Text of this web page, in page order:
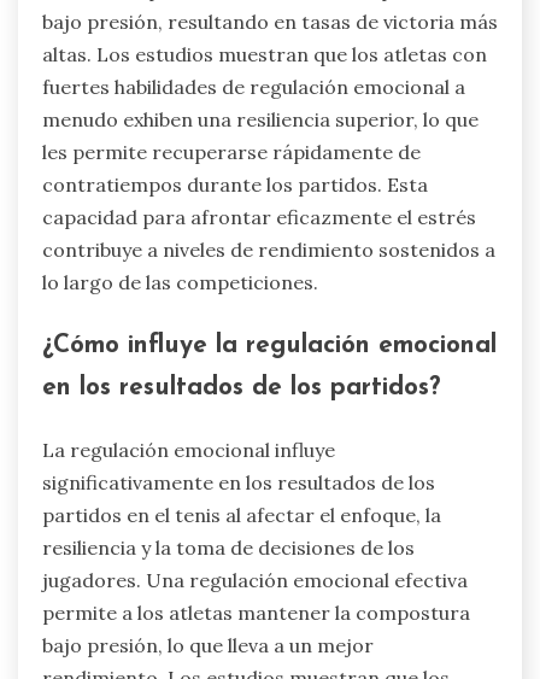
emocional efectiva?
La regulación emocional efectiva en el tenis
conduce a un mejor enfoque, una toma de
decisiones mejorada y un mejor rendimiento en
general. Los jugadores que gestionan sus
emociones pueden mantener la compostura
bajo presión, resultando en tasas de victoria más
altas. Los estudios muestran que los atletas con
menudo exhiben una resiliencia superior, lo que
les permite recuperarse rápidamente de
contratiempos durante los partidos. Esta
contribuye a niveles de rendimiento sostenidos a
lo largo de las competiciones.
¿Cómo influye la regulación emocional
en los resultados de los partidos?
La regulación emocional influye